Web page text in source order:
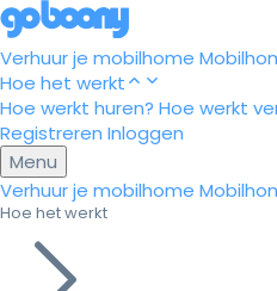
Verhuur je mobilhome
Hoe het werkt
Hoe werkt huren? Hoe werkt
Registreren Inloggen
Menu
Verhuur je mobilhome
Hoe het werkt